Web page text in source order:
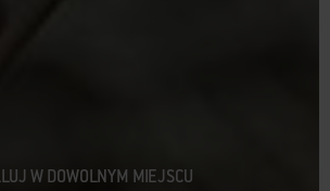
W DOWOLNYM MIEJSCU